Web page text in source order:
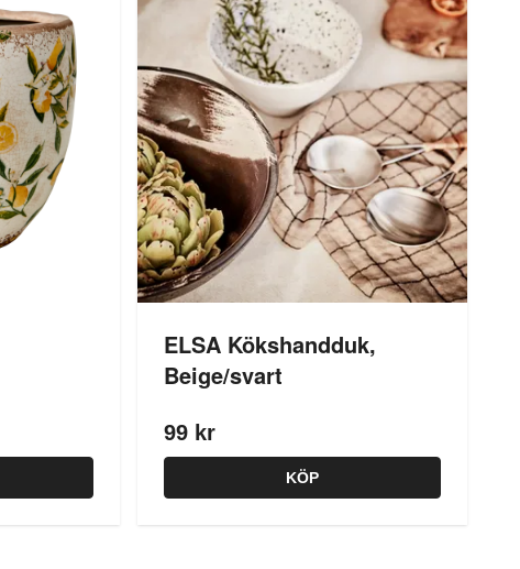
ELSA Kökshandduk,
Beige/svart
99 kr
KÖP